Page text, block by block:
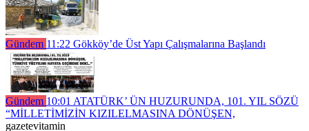
Gündem 11:22 Gökköy’de Üst Yapı Çalışmalarına Başlandı
Gündem 10:01 ATATÜRK’ ÜN HUZURUNDA, 101. YIL SÖZÜ
“MİLLETİMİZİN KIZILELMASINA DÖNÜŞEN,
gazetevitamin